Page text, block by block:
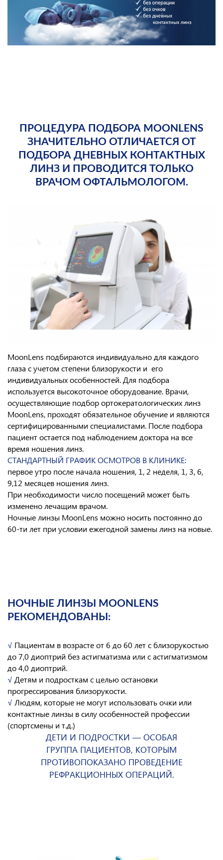
ПРОЦЕДУРА ПОДБОРА MOONLENS
ЗНАЧИТЕЛЬНО ОТЛИЧАЕТСЯ ОТ
ПОДБОРА ДНЕВНЫХ КОНТАКТНЫХ
ЛИНЗ И ПРОВОДИТСЯ ТОЛЬКО
ВРАЧОМ ОФТАЛЬМОЛОГОМ.
MoonLens подбираются индивидуально для каждого
глаза с учетом степени близорукости и его
индивидуальных особенностей. Для подбора
используется высокоточное оборудование. Врачи,
осуществляющие подбор ортокератологических линз
MoonLens, проходят обязательное обучение и являются
сертифицированными специалистами. После подбора
пациент остается под наблюдением доктора на все
время ношения линз.
СТАНДАРТНЫЙ ГРАФИК ОСМОТРОВ В КЛИНИКЕ:
первое утро после начала ношения, 1, 2 неделя, 1, 3, 6,
9,12 месяцев ношения линз.
При необходимости число посещений может быть
изменено лечащим врачом.
Ночные линзы MoonLens можно носить постоянно до
60-ти лет при условии ежегодной замены линз на новые.
НОЧНЫЕ ЛИНЗЫ MOONLENS
РЕКОМЕНДОВАНЫ:
√ Пациентам в возрасте от 6 до 60 лет с близорукостью
до 7,0 диоптрий без астигматизма или с астигматизмом
до 4,0 диоптрий.
√ Детям и подросткам с целью остановки
прогрессирования близорукости.
√ Людям, которые не могут использовать очки или
контактные линзы в силу особенностей профессии
(спортсмены и т.д.)
ДЕТИ И ПОДРОСТКИ — ОСОБАЯ
ГРУППА ПАЦИЕНТОВ, КОТОРЫМ
ПРОТИВОПОКАЗАНО ПРОВЕДЕНИЕ
РЕФРАКЦИОННЫХ ОПЕРАЦИЙ.